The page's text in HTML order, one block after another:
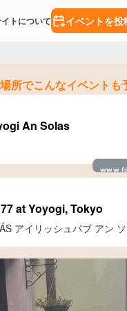
トについて イベントを投
所でこんなイベントも
An Solas
at Yoyogi, Tokyo
アイリッシュパブ アン